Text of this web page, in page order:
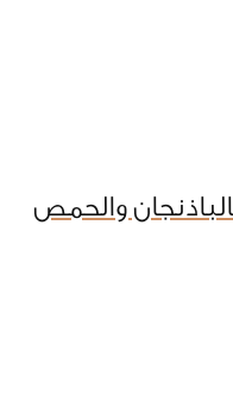
والحمص